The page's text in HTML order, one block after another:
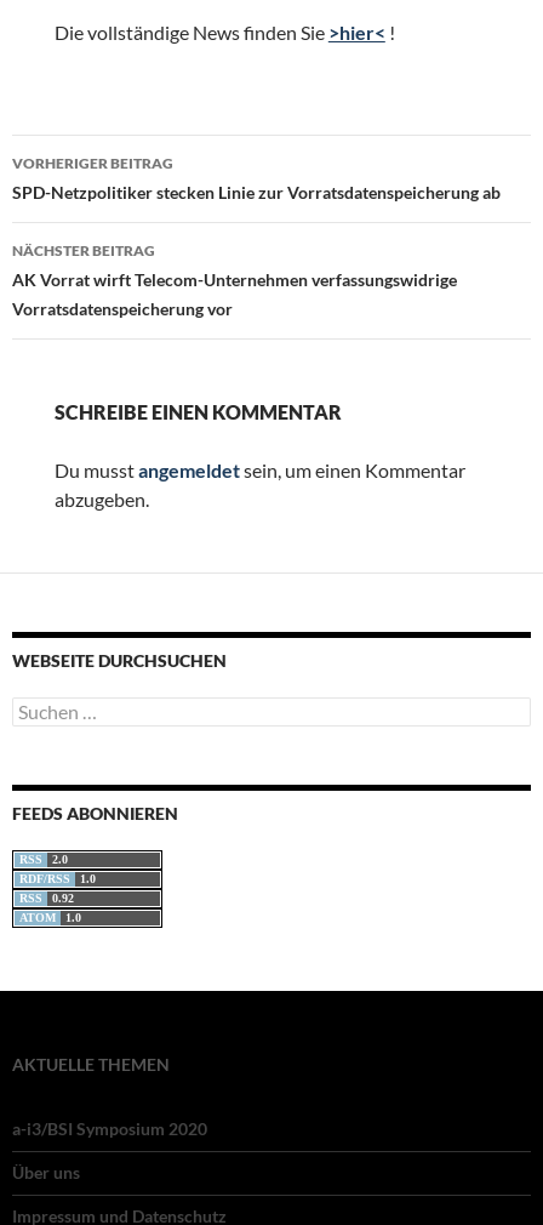
Die vollständige News finden Sie >hier< !
Beitragsnavigation
VORHERIGER BEITRAG
SPD-Netzpolitiker stecken Linie zur Vorratsdatenspeicherung ab
NÄCHSTER BEITRAG
AK Vorrat wirft Telecom-Unternehmen verfassungswidrige
Vorratsdatenspeicherung vor
SCHREIBE EINEN KOMMENTAR
Du musstangemeldetsein, um einen Kommentar
abzugeben.
WEBSEITE DURCHSUCHEN
Suchen
nach:
FEEDS ABONNIEREN
RSS
2.0
RDF/RSS
1.0
RSS
0.92
ATOM
1.0
AKTUELLE THEMEN
a-i3/BSI Symposium 2020
Über uns
Impressum und Datenschutz